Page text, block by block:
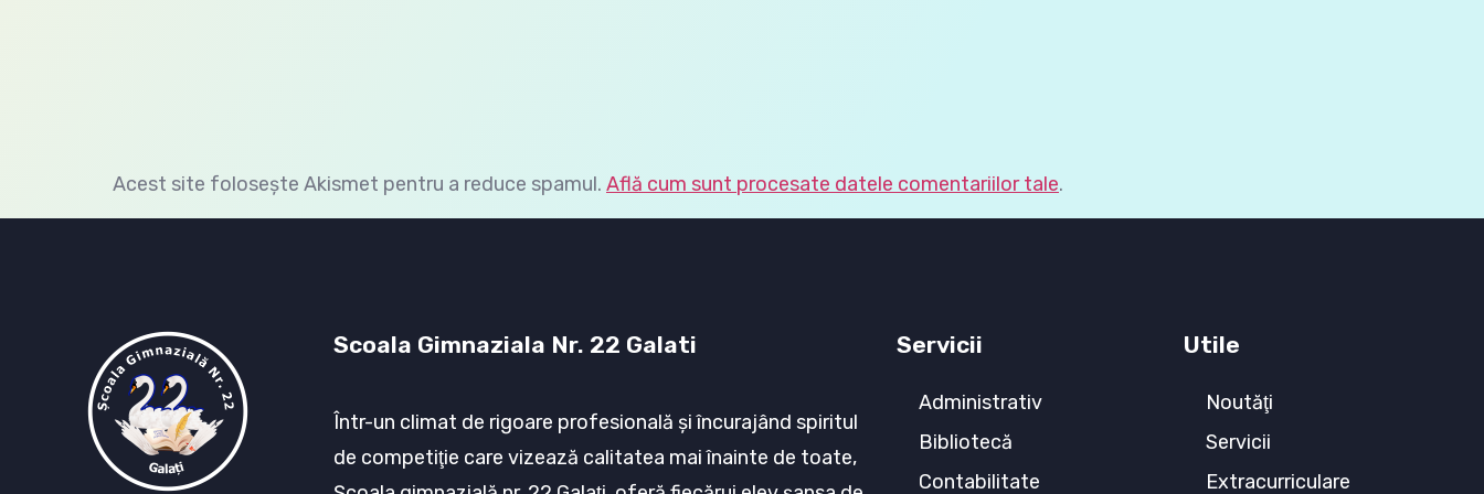
Acest site folosește Akismet pentru a reduce spamul. Află cum sunt procesate datele comentariilor tale.
Scoala Gimnaziala Nr. 22 Galati
Într-un climat de rigoare profesională şi încurajând spiritul
de competiţie care vizează calitatea mai înainte de toate,
Servicii
Administrativ
Bibliotecă
Contabilitate
Utile
Noutăţi
Servicii
Extracurriculare